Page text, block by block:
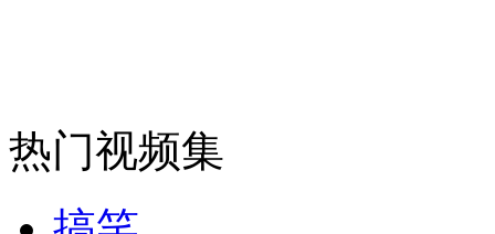
纽约上演“枕头大战”
司机酒驾遇交警 急速倒车逃窜
热门视频集